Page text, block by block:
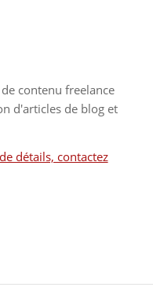
contenu freelance
d'articles de blog et
détails, contactez